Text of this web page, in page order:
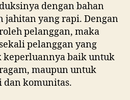
dengan bahan
jahitan yang rapi. Dengan
pelanggan, maka
pelanggan yang
keperluannya baik untuk
maupun untuk
komunitas.